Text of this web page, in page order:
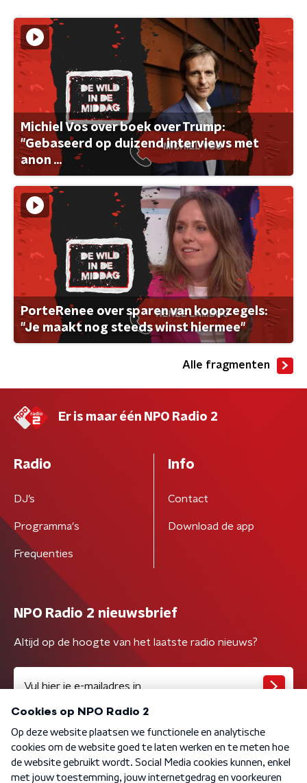
Michiel Vos over boek over Trump:
"Gebaseerd op duizend interviews met
anon ...
PorteRenee over sparen van koopzegels:
"Je maakt nog steeds winst hiermee"
Alle fragmenten
Er is maar één NPO Radio 2
Radio
DJ’s
Programma's
Frequenties
Info
Contact
Download de app
NPO Radio 2 nieuwsbrief
Altijd op de hoogte van het laatste radio nieuws?
Algemene voorwaarden